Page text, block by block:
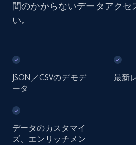
間のかからないデータアクセ
い。
JSON／CSVのデモデ
ータ
最新
データのカスタマイ
ズ、エンリッチメン